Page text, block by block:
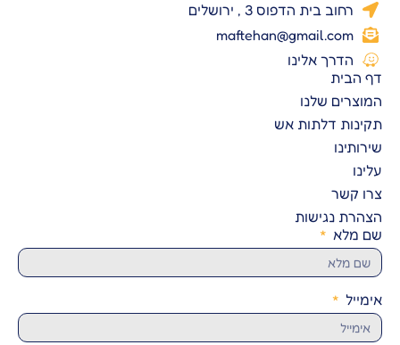
רחוב בית הדפוס 3 , ירושלים
maftehan@gmail.com
הדרך אלינו
דף הבית
המוצרים שלנו
תקינות דלתות אש
שירותינו
עלינו
צרו קשר
הצהרת נגישות
שם מלא
אימייל